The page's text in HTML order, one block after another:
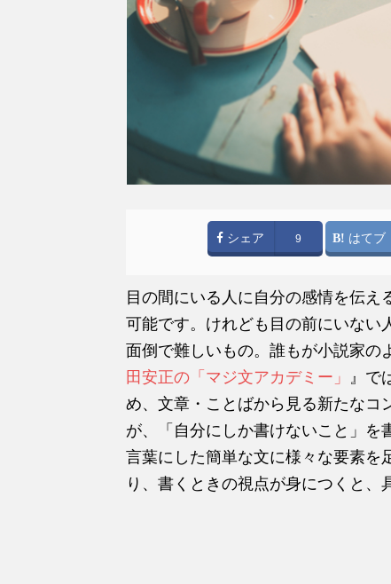
シェア 9 はてブ
目の間にいる人に自分の感情を伝え
可能です。けれども目の前にいない
面倒で難しいもの。誰もが小説家の
田安正の「マジ文アカデミー」
』で
め、文章・ことばから見る新たなコ
が、「自分にしか書けないこと」を
言葉にした簡単な文に様々な要素を
り、書くときの視点が身につくと、